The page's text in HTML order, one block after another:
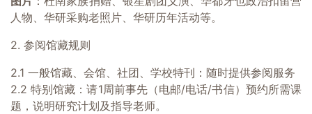
人物、华研采购老照片、华研历年活动等。
2. 参阅馆藏规则
2.1 一般馆藏、会馆、社团、学校特刊：随时提供参阅服务
2.2 特别馆藏：请1周前事先（电邮/电话/书信）预约所需课
题，说明研究计划及指导老师。